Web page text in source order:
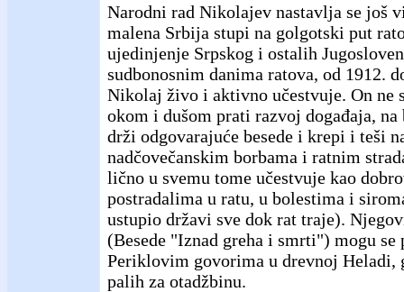
Narodni rad Nikolajev nastavlja se još
malena Srbija stupi na golgotski put
ujedinjenje Srpskog i ostalih
sudbonosnim danima ratova, od 1912.
Nikolaj živo i aktivno učestvuje. On ne
okom i dušom prati razvoj događaja,
drži odgovarajuće besede i krepi i teši
nadčovečanskim borbama i ratnim
lično u svemu tome učestvuje kao
postradalima u ratu, u bolestima i
ustupio državi sve dok rat traje).
(Besede "Iznad greha i smrti") mogu se
Periklovim govorima u drevnoj Heladi,
palih za otadžbinu.